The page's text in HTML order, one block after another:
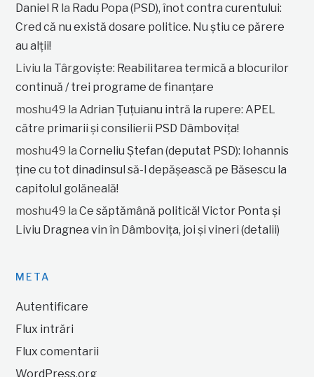
Daniel R la Radu Popa (PSD), înot contra curentului:
Cred că nu există dosare politice. Nu știu ce părere
au alții!
Liviu la Târgoviște: Reabilitarea termică a blocurilor
continuă / trei programe de finanțare
moshu49 la Adrian Țuțuianu intră la rupere: APEL
către primarii și consilierii PSD Dâmbovița!
moshu49 laCorneliu Ștefan (deputat PSD): Iohannis
ține cu tot dinadinsul să-l depășească pe Băsescu la
capitolul golăneală!
moshu49 laCe săptămână politică! Victor Ponta și
Liviu Dragnea vin în Dâmbovița, joi și vineri (detalii)
META
Autentificare
Flux intrări
Flux comentarii
WordPress.org